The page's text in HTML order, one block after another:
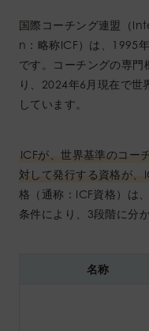
国際コーチング連盟
n：略称ICF）は、1995
です。コーチングの専
り、2024年6月現在で
しています。
ICFが、世界基準のコー
対して発行する資格が、
格（通称：ICF資格）は
条件により、3段階に分
名称